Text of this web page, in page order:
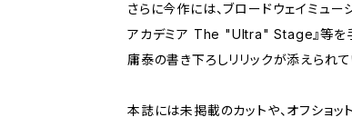
さらに今作には、ブロードウェイミュ
アカデミア The "Ultra" Stage』等を
庸泰の書き下ろしリリックが添えられて
本誌には未掲載のカットや、オフショ